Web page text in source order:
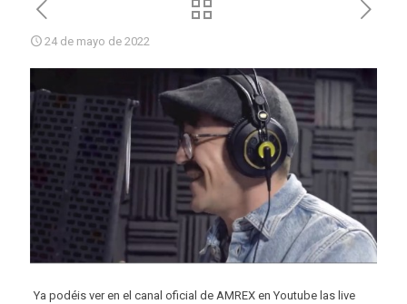
24 de mayo de 2022
Ya podéis ver en el canal oficial de AMREX en Youtube las live